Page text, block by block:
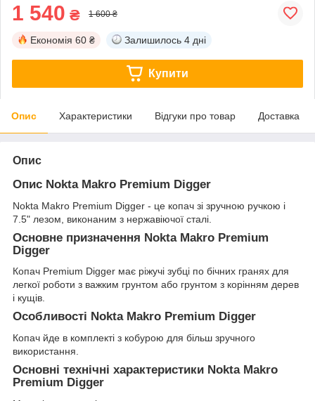
1 540 ₴ 1 600 ₴
Економія 60 ₴ Залишилось 4 дні
Купити
Опис Характеристики Відгуки про товар Доставка
Опис
Опис Nokta Makro Premium Digger
Nokta Makro Premium Digger - це копач зі зручною ручкою і
7.5" лезом, виконаним з нержавіючої сталі.
Основне призначення Nokta Makro Premium
Digger
Копач Premium Digger має ріжучі зубці по бічних гранях для
легкої роботи з важким грунтом або грунтом з корінням дерев
і кущів.
Особливості Nokta Makro Premium Digger
Копач йде в комплекті з кобурою для більш зручного
використання.
Основні технічні характеристики Nokta Makro
Premium Digger